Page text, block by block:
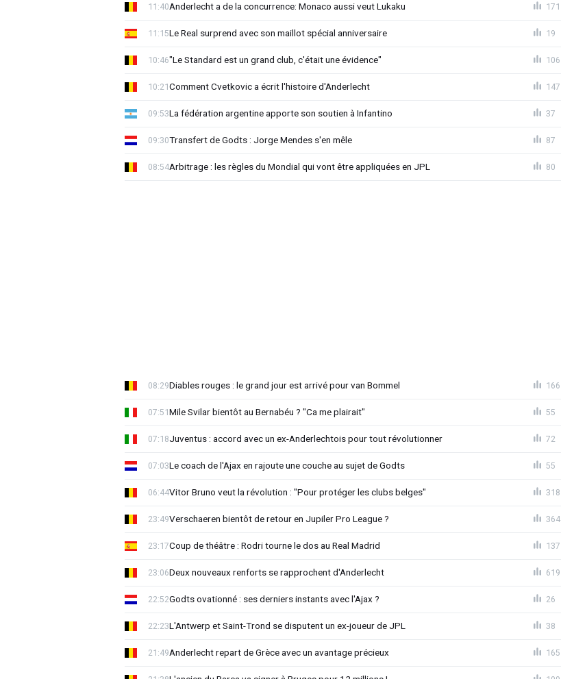
Anderlecht a de la concurrence: Monaco aussi veut Lukaku
11:40 171
Le Real surprend avec son maillot spécial anniversaire
11:15 19
"Le Standard est un grand club, c'était une évidence"
10:46 106
Comment Cvetkovic a écrit l'histoire d'Anderlecht
10:21 147
La fédération argentine apporte son soutien à Infantino
09:53 37
Transfert de Godts : Jorge Mendes s'en mêle
09:30 87
Arbitrage : les règles du Mondial qui vont être appliquées en JPL
08:54 80
Diables rouges : le grand jour est arrivé pour van Bommel
08:29 166
Mile Svilar bientôt au Bernabéu ? "Ca me plairait"
07:51 55
Juventus : accord avec un ex-Anderlechtois pour tout révolutionner
07:18 72
Le coach de l'Ajax en rajoute une couche au sujet de Godts
07:03 55
Vitor Bruno veut la révolution : "Pour protéger les clubs belges"
06:44 318
Verschaeren bientôt de retour en Jupiler Pro League ?
23:49 364
Coup de théâtre : Rodri tourne le dos au Real Madrid
23:17 137
Deux nouveaux renforts se rapprochent d'Anderlecht
23:06 619
Godts ovationné : ses derniers instants avec l'Ajax ?
22:52 26
L'Antwerp et Saint-Trond se disputent un ex-joueur de JPL
22:23 38
Anderlecht repart de Grèce avec un avantage précieux
21:49 165